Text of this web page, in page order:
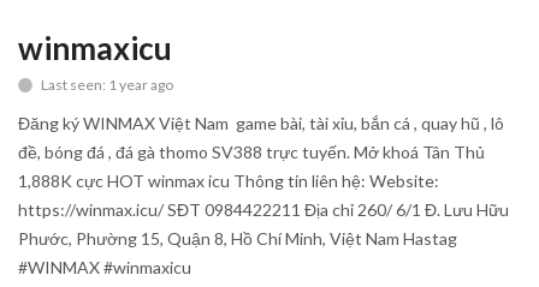
Lifestyle
Gallery
Blog
Trending
winmaxicu
Last seen: 1 year ago
Đăng ký WINMAX Việt Nam game bài, tài xỉu, bắn cá , quay hũ , lô
đề, bóng đá , đá gà thomo SV388 trực tuyến. Mở khoá Tân Thủ
1,888K cực HOT winmax icu Thông tin liên hệ: Website:
https://winmax.icu/ SĐT 0984422211 Địa chỉ 260/ 6/1 Đ. Lưu Hữu
Phước, Phường 15, Quận 8, Hồ Chí Minh, Việt Nam Hastag
#WINMAX #winmaxicu